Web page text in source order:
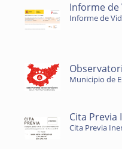
Informe de
Informe de
Municipio de
Cita Previa
Cita Previa